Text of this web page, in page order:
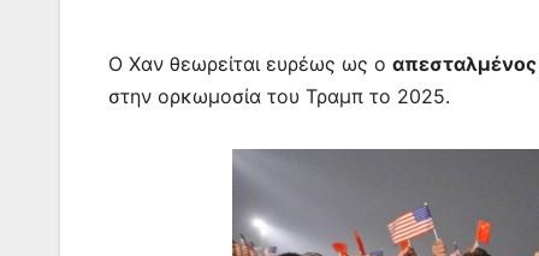
Ο Χαν θεωρείται ευρέως ως ο απεσταλμένος
στην ορκωμοσία του Τραμπ το 2025.